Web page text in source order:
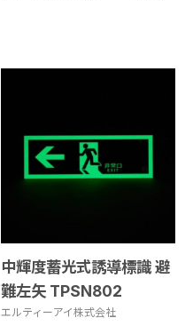
中輝度蓄光式誘導標識 避
難左矢 TPSN802
エルティーアイ株式会社